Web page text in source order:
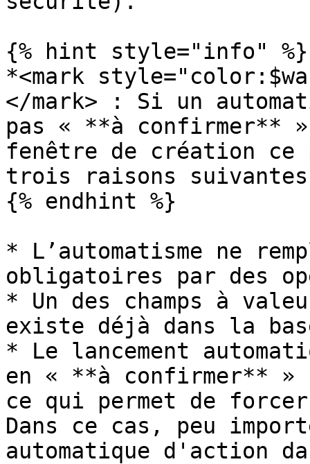
{% hint style="info" %}
*<mark
</mark> : Si un
pas « **à confirmer**
fenêtre de création ce
trois raisons
{% endhint %}
* L’automatisme ne
obligatoires par des
* Un des champs à
existe déjà dans la
* Le lancement
en « **à confirmer** »
ce qui permet de
Dans ce cas, peu
automatique d'action